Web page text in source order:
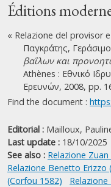
Éditions
« Relazione del provisor
Παγκράτης,
βαΐλων και
Athènes : Εθνικό
Ερευνών, 2008, pp.
Find the document :
Editorial : Mailloux,
Last update : 18/10/2025
See also : Relazione
Relazione Benetto Erizzo
(Corfou 1582)